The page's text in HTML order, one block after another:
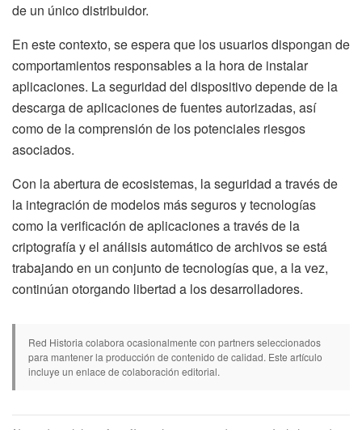
de un único distribuidor.
En este contexto, se espera que los usuarios dispongan de
comportamientos responsables a la hora de instalar
aplicaciones. La seguridad del dispositivo depende de la
descarga de aplicaciones de fuentes autorizadas, así
como de la comprensión de los potenciales riesgos
asociados.
Con la abertura de ecosistemas, la seguridad a través de
la integración de modelos más seguros y tecnologías
como la verificación de aplicaciones a través de la
criptografía y el análisis automático de archivos se está
trabajando en un conjunto de tecnologías que, a la vez,
continúan otorgando libertad a los desarrolladores.
Red Historia colabora ocasionalmente con partners seleccionados
para mantener la producción de contenido de calidad. Este artículo
incluye un enlace de colaboración editorial.